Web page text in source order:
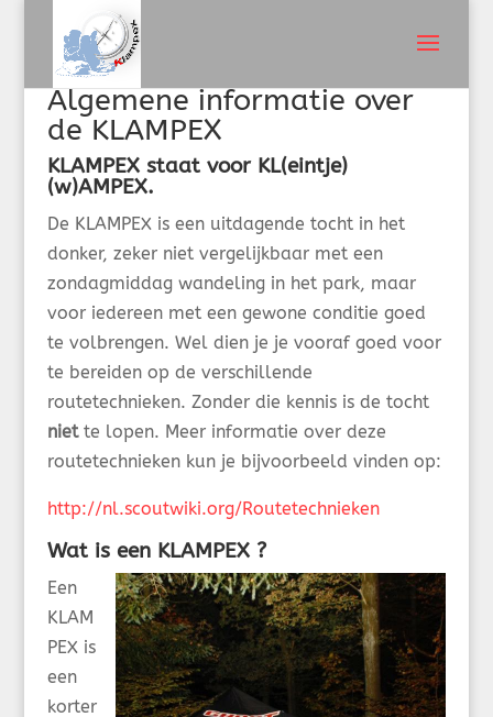
Algemene informatie over
de KLAMPEX
KLAMPEX staat voor KL(eintje)
(w)AMPEX.
De KLAMPEX is een uitdagende tocht in het
donker, zeker niet vergelijkbaar met een
zondagmiddag wandeling in het park, maar
voor iedereen met een gewone conditie goed
te volbrengen. Wel dien je je vooraf goed voor
te bereiden op de verschillende
routetechnieken. Zonder die kennis is de tocht
niette lopen. Meer informatie over deze
routetechnieken kun je bijvoorbeeld vinden op:
http://nl.scoutwiki.org/Routetechnieken
Wat is een KLAMPEX ?
Een
KLAM
PEX is
een
korter